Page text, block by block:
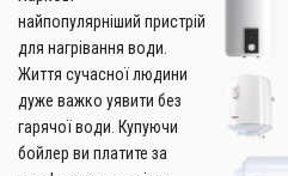
найпопулярніший пристрій
для нагрівання води.
Життя сучасної людини
дуже важко уявити без
гарячої води. Купуючи
бойлер ви платите за